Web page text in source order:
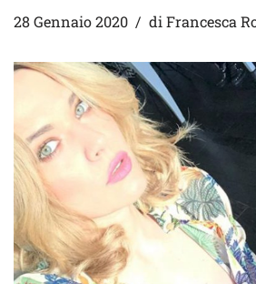
28 Gennaio 2020 di Francesca